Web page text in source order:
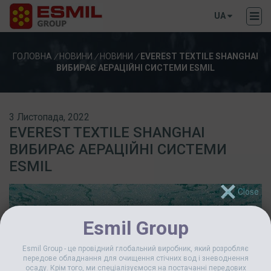
UA
ГОЛОВНА /НОВИНИ /НОВИНИ / EVEREST TEXTILE SHANGHAI
ВИБИРАЄ АЕРАЦІЙНІ СИСТЕМИ ESMIL
EVEREST TEXTILE SHANGHAI
ВИБИРАЄ АЕРАЦІЙНІ СИСТЕМИ
ESMIL
3 Листопада, 2022
Esmil Group
Esmil Group - це провідний глобальний виробник, який розробляє
передове обладнання для очищення стічних вод і зневоднення
осаду. Крім того, ми спеціалізуємося на постачанні передових